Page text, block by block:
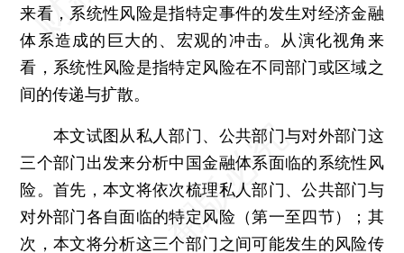
来看，系统性风险是指特定事件的发生对经济金融
体系造成的巨大的、宏观的冲击。从演化视角来
看，系统性风险是指特定风险在不同部门或区域之
间的传递与扩散。
本文试图从私人部门、公共部门与对外部门这
三个部门出发来分析中国金融体系面临的系统性风
险。首先，本文将依次梳理私人部门、公共部门与
对外部门各自面临的特定风险（第一至四节）；其
次，本文将分析这三个部门之间可能发生的风险传